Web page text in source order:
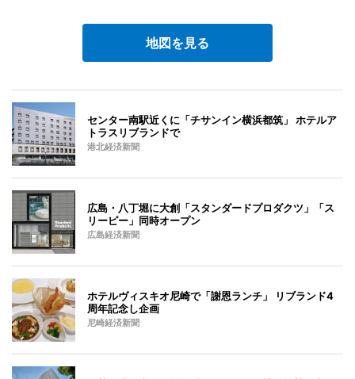
地図を見る
センター南駅近くに「チサンイン横浜都筑」 ホテルア
トラスリブランドで
港北経済新聞
広島・八丁堀に大創「スタンダードプロダクツ」「ス
リーピー」同時オープン
広島経済新聞
ホテルヴィスキオ尼崎で「謝恩ランチ」 リブランド4
周年記念し企画
尼崎経済新聞